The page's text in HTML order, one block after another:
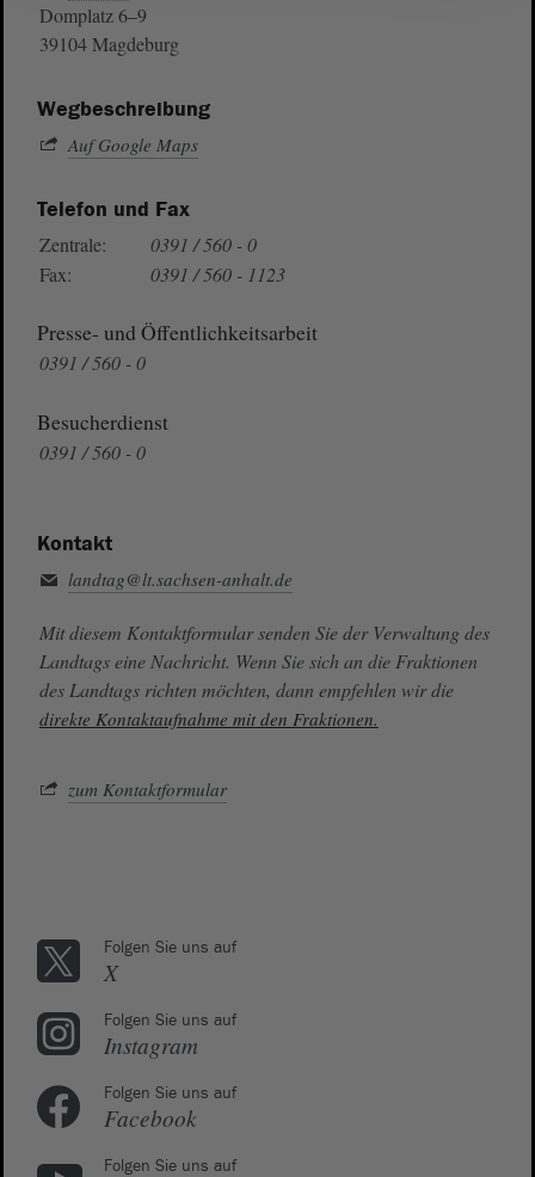
Domplatz 6–9
39104 Magdeburg
Wegbeschreibung
Auf Google Maps
Telefon und Fax
Zentrale:
0391 / 560 - 0
Fax:
0391 / 560 - 1123
Presse- und Öffentlichkeitsarbeit
0391 / 560 - 0
Besucherdienst
0391 / 560 - 0
Kontakt
landtag@lt.sachsen-anhalt.de
Mit diesem Kontaktformular senden Sie der Verwaltung des
Landtags eine Nachricht. Wenn Sie sich an die Fraktionen
des Landtags richten möchten, dann empfehlen wir die
direkte Kontaktaufnahme mit den Fraktionen.
zum Kontaktformular
Folgen Sie uns auf
X
Folgen Sie uns auf
Instagram
Folgen Sie uns auf
Facebook
Folgen Sie uns auf